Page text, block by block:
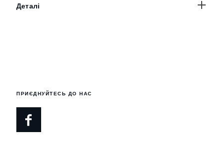
Деталі
ПРИЄДНУЙТЕСЬ ДО НАС